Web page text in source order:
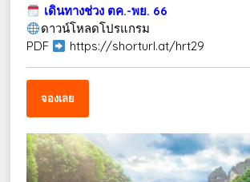
เดินทางช่วง ตค.-พย. 66
ดาวน์โหลดโปรแกรม
PDF
https://shorturl.at/hrt29
จองเลย